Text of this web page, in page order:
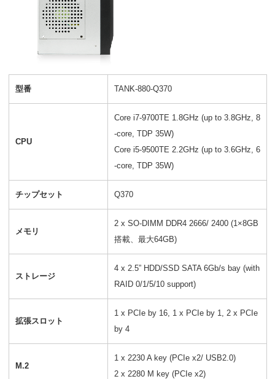
型番 TANK-880-Q370
CPU
Core i7-9700TE 1.8GHz (up to 3.8GHz, 8
-core, TDP 35W)
Core i5-9500TE 2.2GHz (up to 3.6GHz, 6
-core, TDP 35W)
チップセット Q370
メモリ
2 x SO-DIMM DDR4 2666/ 2400 (1×8GB
搭載、最大64GB)
ストレージ
4 x 2.5” HDD/SSD SATA 6Gb/s bay (with
RAID 0/1/5/10 support)
拡張スロット
1 x PCIe by 16, 1 x PCIe by 1, 2 x PCIe
by 4
M.2
1 x 2230 A key (PCIe x2/ USB2.0)
2 x 2280 M key (PCIe x2)